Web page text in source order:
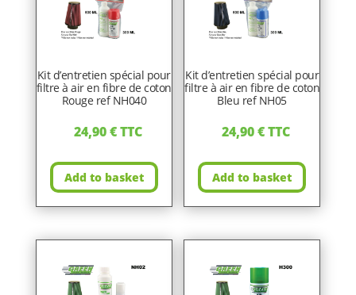
Kit d’entretien spécial pour
filtre à air en fibre de coton
Rouge ref NH040
24,90€TTC
Add to basket
Kit d’entretien spécial pour
filtre à air en fibre de coton
Bleu ref NH05
24,90€TTC
Add to basket